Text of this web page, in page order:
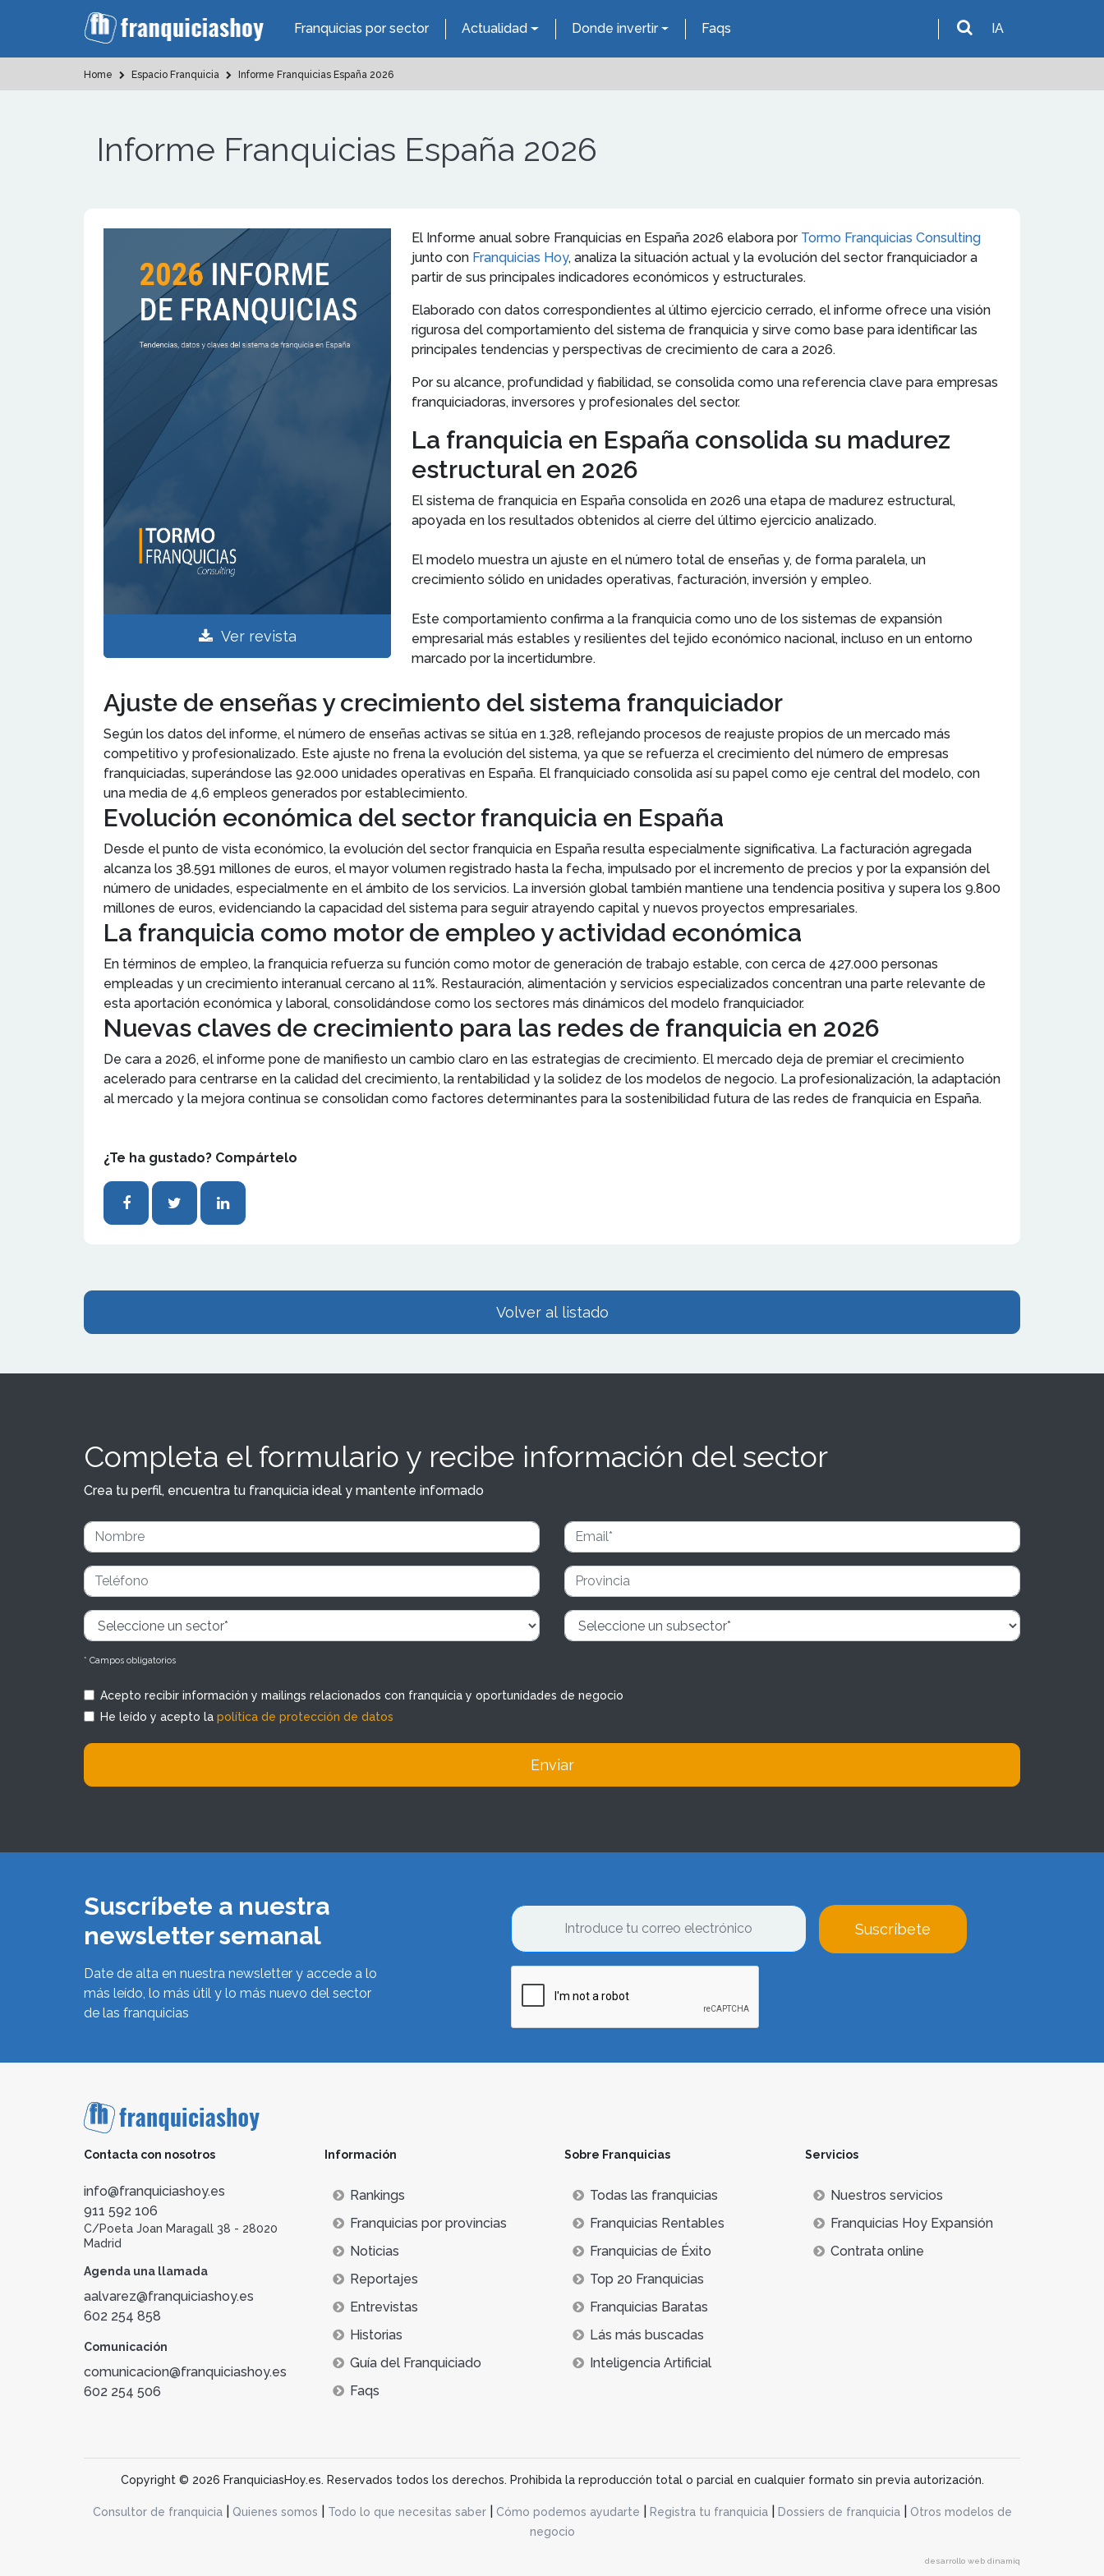
Franquicias por sector Actualidad Donde invertir Faqs IA
Home Espacio Franquicia Informe Franquicias España 2026
Informe Franquicias España 2026
Ver revista
El Informe anual sobre Franquicias en España 2026 elabora por Tormo Franquicias Consulting
junto con Franquicias Hoy, analiza la situación actual y la evolución del sector franquiciador a
partir de sus principales indicadores económicos y estructurales.
Elaborado con datos correspondientes al último ejercicio cerrado, el informe ofrece una visión
rigurosa del comportamiento del sistema de franquicia y sirve como base para identificar las
principales tendencias y perspectivas de crecimiento de cara a 2026.
Por su alcance, profundidad y fiabilidad, se consolida como una referencia clave para empresas
franquiciadoras, inversores y profesionales del sector.
La franquicia en España consolida su madurez
estructural en 2026
El sistema de franquicia en España consolida en 2026 una etapa de madurez estructural,
apoyada en los resultados obtenidos al cierre del último ejercicio analizado.
El modelo muestra un ajuste en el número total de enseñas y, de forma paralela, un
crecimiento sólido en unidades operativas, facturación, inversión y empleo.
Este comportamiento confirma a la franquicia como uno de los sistemas de expansión
empresarial más estables y resilientes del tejido económico nacional, incluso en un entorno
marcado por la incertidumbre.
Ajuste de enseñas y crecimiento del sistema franquiciador
Según los datos del informe, el número de enseñas activas se sitúa en 1.328, reflejando procesos de reajuste propios de un mercado más
competitivo y profesionalizado. Este ajuste no frena la evolución del sistema, ya que se refuerza el crecimiento del número de empresas
franquiciadas, superándose las 92.000 unidades operativas en España. El franquiciado consolida así su papel como eje central del modelo, con
una media de 4,6 empleos generados por establecimiento.
Evolución económica del sector franquicia en España
Desde el punto de vista económico, la evolución del sector franquicia en España resulta especialmente significativa. La facturación agregada
alcanza los 38.591 millones de euros, el mayor volumen registrado hasta la fecha, impulsado por el incremento de precios y por la expansión del
número de unidades, especialmente en el ámbito de los servicios. La inversión global también mantiene una tendencia positiva y supera los 9.800
millones de euros, evidenciando la capacidad del sistema para seguir atrayendo capital y nuevos proyectos empresariales.
La franquicia como motor de empleo y actividad económica
En términos de empleo, la franquicia refuerza su función como motor de generación de trabajo estable, con cerca de 427.000 personas
empleadas y un crecimiento interanual cercano al 11%. Restauración, alimentación y servicios especializados concentran una parte relevante de
esta aportación económica y laboral, consolidándose como los sectores más dinámicos del modelo franquiciador.
Nuevas claves de crecimiento para las redes de franquicia en 2026
De cara a 2026, el informe pone de manifiesto un cambio claro en las estrategias de crecimiento. El mercado deja de premiar el crecimiento
acelerado para centrarse en la calidad del crecimiento, la rentabilidad y la solidez de los modelos de negocio. La profesionalización, la adaptación
al mercado y la mejora continua se consolidan como factores determinantes para la sostenibilidad futura de las redes de franquicia en España.
¿Te ha gustado? Compártelo
Volver al listado
Completa el formulario y recibe información del sector
Crea tu perfil, encuentra tu franquicia ideal y mantente informado
* Campos obligatorios
Acepto recibir información y mailings relacionados con franquicia y oportunidades de negocio
He leído y acepto la política de protección de datos
Enviar
Suscríbete a nuestra
newsletter semanal
Date de alta en nuestra newsletter y accede a lo
más leído, lo más útil y lo más nuevo del sector
de las franquicias
Suscríbete
Contacta con nosotros
info@franquiciashoy.es
911 592 106
C/Poeta Joan Maragall 38 - 28020
Madrid
Agenda una llamada
aalvarez@franquiciashoy.es
602 254 858
Comunicación
comunicacion@franquiciashoy.es
602 254 506
Información
Rankings
Franquicias por provincias
Noticias
Reportajes
Entrevistas
Historias
Guía del Franquiciado
Faqs
Sobre Franquicias
Todas las franquicias
Franquicias Rentables
Franquicias de Éxito
Top 20 Franquicias
Franquicias Baratas
Lás más buscadas
Inteligencia Artificial
Servicios
Nuestros servicios
Franquicias Hoy Expansión
Contrata online
Copyright © 2026 FranquiciasHoy.es. Reservados todos los derechos. Prohibida la reproducción total o parcial en cualquier formato sin previa autorización.
Consultor de franquicia| Quienes somos Todo lo que necesitas saber| Cómo podemos ayudarte Registra tu franquicia| Dossiers de franquicia|
Otros modelos de
negocio
desarrollo web dinamiq